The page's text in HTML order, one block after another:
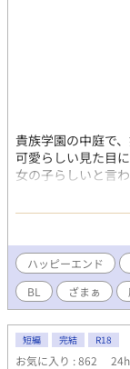
貴族学園の中庭で
可愛らしい見た目
女の子らしいと言
い」とバッサリ切
のあまり実家のハ
魔術塔で働く兄か
なったエリオット
う。そこでエリオ
ころ、なぜかプロ
ワード――俺と結婚
の恋模様。 エリオ
とは、まだ秘密──
きました
ハッピーエンド
BL
ざまぁ
短編 完結 R18
お気に入り : 862